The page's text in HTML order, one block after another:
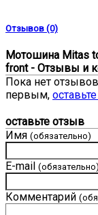
Отзывов (0)
Мотошина Mitas
front - Отзывы и
Пока нет
первым,
оставьте отзыв
Имя (обязательно)
E-mail (обязательно)
Комментарий